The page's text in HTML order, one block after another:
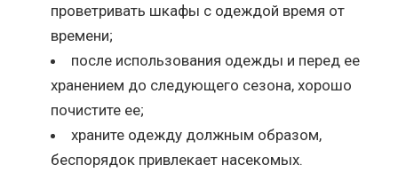
проветривать шкафы с одеждой время от
времени;
после использования одежды и перед ее
хранением до следующего сезона, хорошо
почистите ее;
храните одежду должным образом,
беспорядок привлекает насекомых.